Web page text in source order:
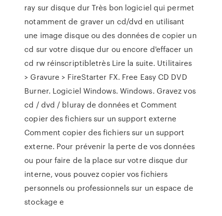
ray sur disque dur Très bon logiciel qui permet
notamment de graver un cd/dvd en utilisant
une image disque ou des données de copier un
cd sur votre disque dur ou encore d'effacer un
cd rw réinscriptibletrès Lire la suite. Utilitaires
> Gravure > FireStarter FX. Free Easy CD DVD
Burner. Logiciel Windows. Windows. Gravez vos
cd / dvd / bluray de données et Comment
copier des fichiers sur un support externe
Comment copier des fichiers sur un support
externe. Pour prévenir la perte de vos données
ou pour faire de la place sur votre disque dur
interne, vous pouvez copier vos fichiers
personnels ou professionnels sur un espace de
stockage e